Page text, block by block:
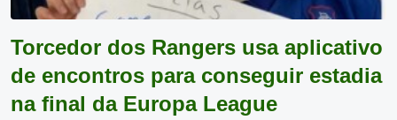
Torcedor dos Rangers usa aplicativo
de encontros para conseguir estadia
na final da Europa League